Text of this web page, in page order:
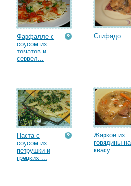
Фарфалле с
соусом из
томатов и
сервел...
Стифадо
Паста с
соусом из
петрушки и
грецких ...
Жаркое из
говядины на
квасу...